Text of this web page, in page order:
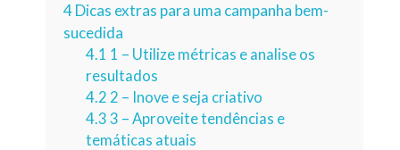
4Dicas extras para uma campanha bem-
sucedida
4.1 1 – Utilize métricas e analise os
resultados
4.2 2 – Inove e seja criativo
4.3 3 – Aproveite tendências e
temáticas atuais